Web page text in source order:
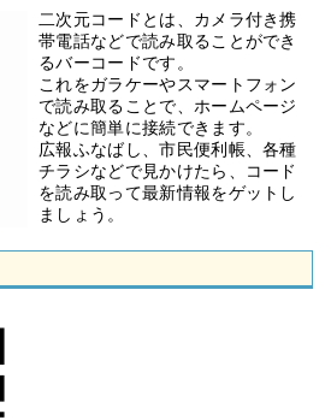
二次元コードとは、カメラ付き携
帯電話などで読み取ることができ
るバーコードです。
これをガラケーやスマートフォン
で読み取ることで、ホームページ
などに簡単に接続できます。
広報ふなばし、市民便利帳、各種
チラシなどで見かけたら、コード
を読み取って最新情報をゲットし
ましょう。